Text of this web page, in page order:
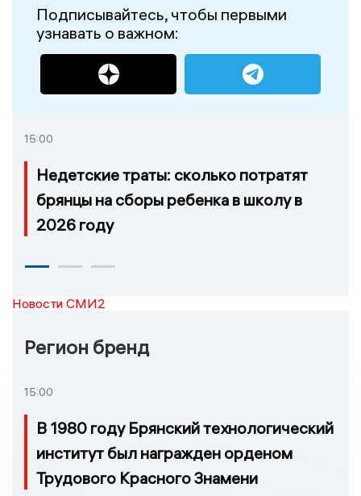
Подписывайтесь, чтобы первыми
узнавать о важном:
15:00
Недетские траты: сколько потратят
брянцы на сборы ребенка в школу в
2026 году
Новости СМИ2
Регион бренд
15:00
В 1980 году Брянский технологический
институт был награжден орденом
Трудового Красного Знамени